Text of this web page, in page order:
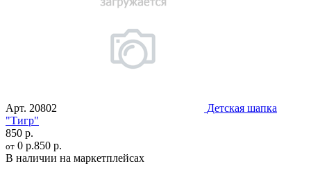
Арт. 20802
Детская шапка
"Тигр"
850 р.
от 0 р.850 р.
В наличии на маркетплейсах